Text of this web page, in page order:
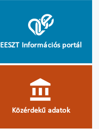
EESZT Információs portál
Közérdekű adatok